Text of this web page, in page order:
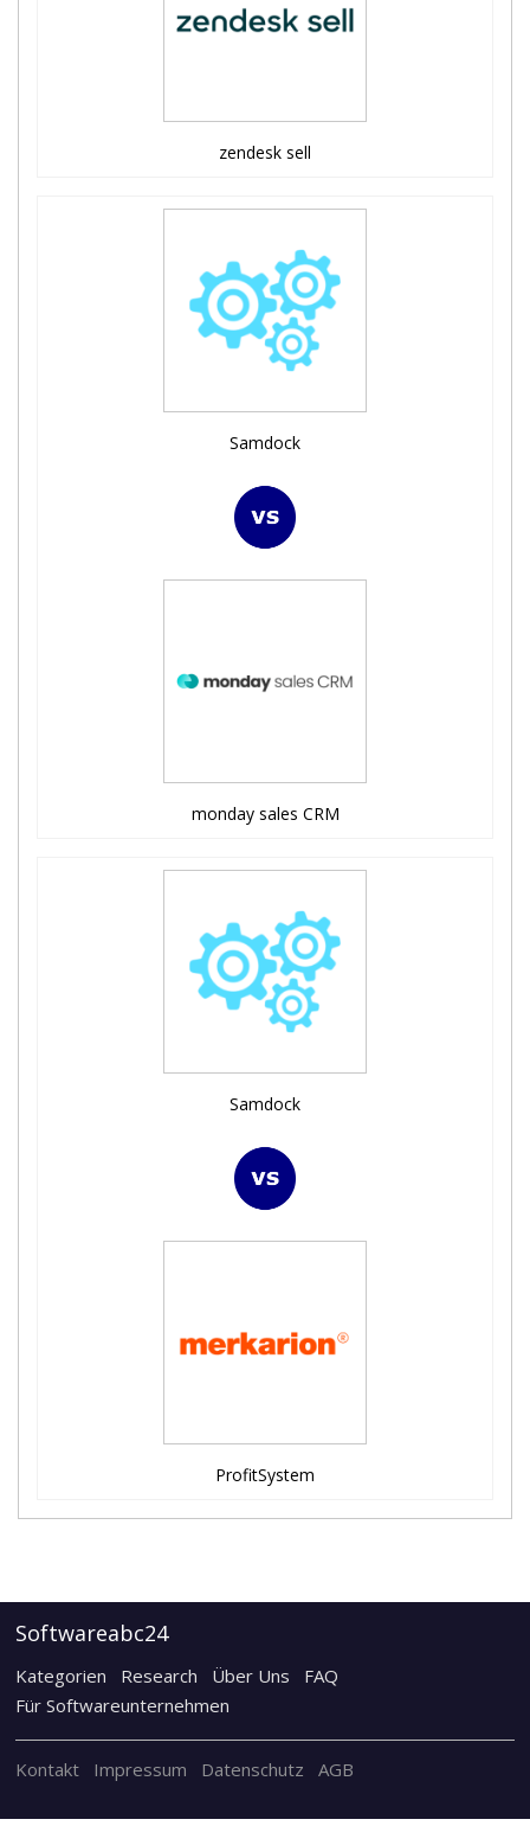
zendesk sell
Samdock
monday sales CRM
Samdock
ProfitSystem
Softwareabc24
Kategorien Research Über Uns
FAQ
Für Softwareunternehmen
Kontakt Impressum Datenschutz AGB